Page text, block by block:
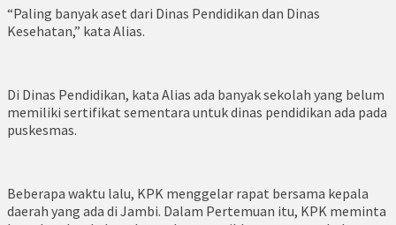
“Paling banyak aset dari Dinas Pendidikan dan Dinas
Kesehatan,” kata Alias.
Di Dinas Pendidikan, kata Alias ada banyak sekolah yang belum
memiliki sertifikat sementara untuk dinas pendidikan ada pada
puskesmas.
Beberapa waktu lalu, KPK menggelar rapat bersama kepala
daerah yang ada di Jambi. Dalam Pertemuan itu, KPK meminta